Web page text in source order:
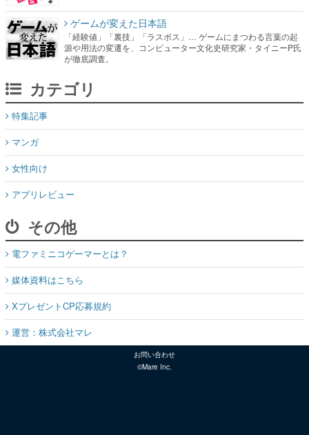
ゲームが変えた日本語
「経験値」「裏技」「ラスボス」… ゲームにまつわる言葉の起
源や用法の変遷を、コンピューター文化史研究家・タイニーP氏
が徹底調査。
カテゴリ
特集記事
マンガ
女性向け
アプリレビュー
その他
電ファミニコゲーマーとは？
媒体資料はこちら
XプレゼントCP応募規約
運営：株式会社マレ
お問い合わせ
©Mare Inc.